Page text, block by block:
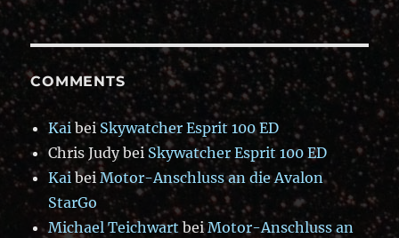
COMMENTS
KaibeiSkywatcher Esprit 100 ED
Chris JudybeiSkywatcher Esprit 100 ED
Kai beiMotor-Anschluss an die Avalon
StarGo
Michael Teichwart beiMotor-Anschluss an